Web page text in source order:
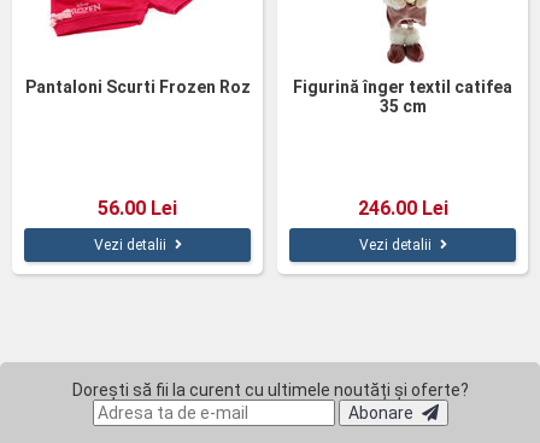
Pantaloni Scurti Frozen Roz
56.00 Lei
Vezi detalii
Figurină înger textil catifea
35 cm
246.00 Lei
Vezi detalii
Dorești să fii la curent cu ultimele noutăți și oferte?
Abonare